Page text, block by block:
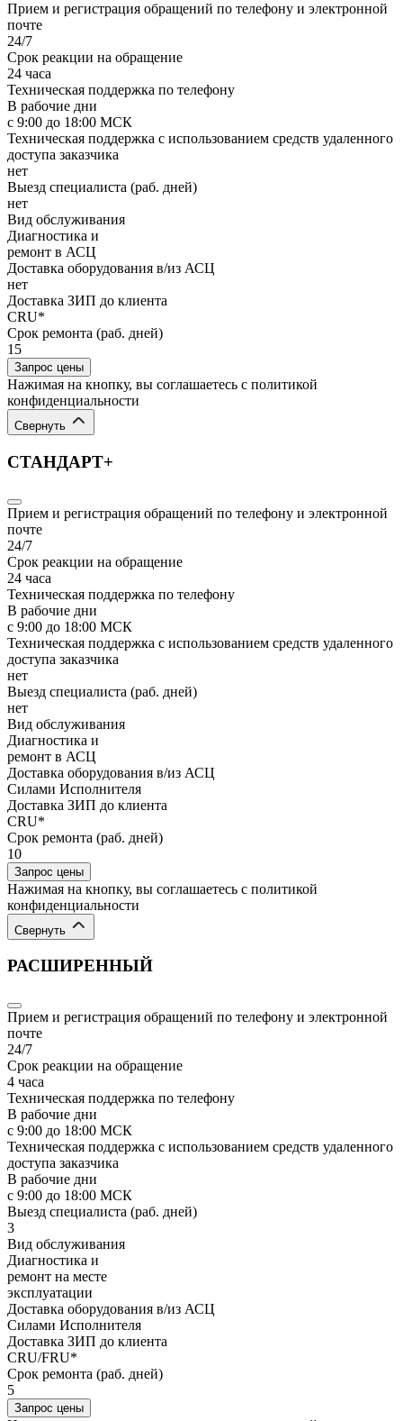
Прием и регистрация обращений по телефону и электронной
почте
24/7
Срок реакции на обращение
24 часа
Техническая поддержка по телефону
В рабочие дни
с 9:00 до 18:00 МСК
Техническая поддержка с использованием средств удаленного
доступа заказчика
нет
Выезд специалиста (раб. дней)
нет
Вид обслуживания
Диагностика и
ремонт в АСЦ
Доставка оборудования в/из АСЦ
нет
Доставка ЗИП до клиента
CRU*
Срок ремонта (раб. дней)
15
Запрос цены
Нажимая на кнопку, вы соглашаетесь с политикой
конфиденциальности
Свернуть
СТАНДАРТ+
Прием и регистрация обращений по телефону и электронной
почте
24/7
Срок реакции на обращение
24 часа
Техническая поддержка по телефону
В рабочие дни
с 9:00 до 18:00 МСК
Техническая поддержка с использованием средств удаленного
доступа заказчика
нет
Выезд специалиста (раб. дней)
нет
Вид обслуживания
Диагностика и
ремонт в АСЦ
Доставка оборудования в/из АСЦ
Силами Исполнителя
Доставка ЗИП до клиента
CRU*
Срок ремонта (раб. дней)
10
Запрос цены
Нажимая на кнопку, вы соглашаетесь с политикой
конфиденциальности
Свернуть
РАСШИРЕННЫЙ
Прием и регистрация обращений по телефону и электронной
почте
24/7
Срок реакции на обращение
4 часа
Техническая поддержка по телефону
В рабочие дни
с 9:00 до 18:00 МСК
Техническая поддержка с использованием средств удаленного
доступа заказчика
В рабочие дни
с 9:00 до 18:00 МСК
Выезд специалиста (раб. дней)
3
Вид обслуживания
Диагностика и
ремонт на месте
эксплуатации
Доставка оборудования в/из АСЦ
Силами Исполнителя
Доставка ЗИП до клиента
CRU/FRU*
Срок ремонта (раб. дней)
5
Запрос цены